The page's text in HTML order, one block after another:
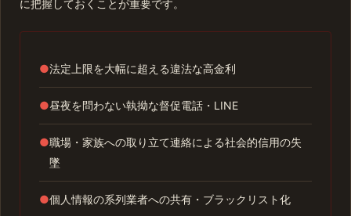
に把握しておくことが重要です。
●法定上限を大幅に超える違法な高金利
●昼夜を問わない執拗な督促電話・LINE
●職場・家族への取り立て連絡による社会的信用の失
墜
●個人情報の系列業者への共有・ブラックリスト化